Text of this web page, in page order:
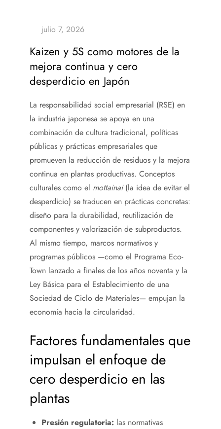
Kaizen y 5S como motores de la
mejora continua y cero
desperdicio en Japón
La responsabilidad social empresarial (RSE) en
la industria japonesa se apoya en una
combinación de cultura tradicional, políticas
públicas y prácticas empresariales que
promueven la reducción de residuos y la mejora
continua en plantas productivas. Conceptos
culturales como el mottainai(la idea de evitar el
desperdicio) se traducen en prácticas concretas:
diseño para la durabilidad, reutilización de
componentes y valorización de subproductos.
Al mismo tiempo, marcos normativos y
programas públicos —como el Programa Eco-
Town lanzado a finales de los años noventa y la
Ley Básica para el Establecimiento de una
Sociedad de Ciclo de Materiales— empujan la
economía hacia la circularidad.
Factores fundamentales que
impulsan el enfoque de
cero desperdicio en las
plantas
Presión regulatoria: las normativas